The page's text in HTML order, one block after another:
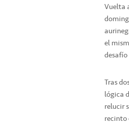
Vuelta
el
Tras
lógica
relucir
recinto